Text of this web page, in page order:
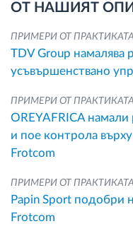
ОТ НАШИЯТ
ПРИМЕРИ ОТ
TDV Group намалява
усъвършенствано
ПРИМЕРИ ОТ
OREYAFRICA намали
и пое контрола
Frotcom
ПРИМЕРИ ОТ
Papin Sport подобри
Frotcom